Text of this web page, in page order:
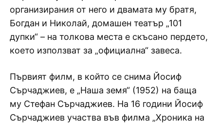
организирания от него и двамата му братя,
Богдан и Николай, домашен театър „101
дупки“ – на толкова места е скъсано пердето,
което използват за „официална“ завеса.
Първият филм, в който се снима Йосиф
Сърчаджиев, е „Наша земя“ (1952) на баща
му Стефан Сърчаджиев. На 16 години Йосиф
Сърчаджиев участва във филма „Хроника на